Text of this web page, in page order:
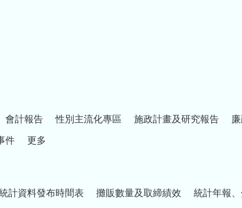
會計報告 性別主流化專區 施政計畫及研究報告
件 更多
計資料發布時間表 攤販數量及取締績效 統計年報